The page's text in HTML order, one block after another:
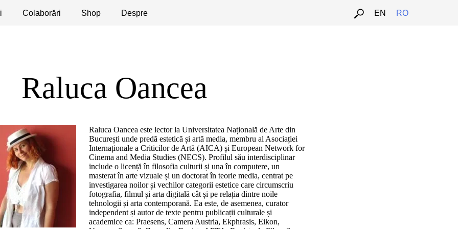
Colaborări Shop Despre EN RO
Dezbateri Apeluri
Raluca Oancea
Raluca Oancea este lector la Universitatea Națională de Arte din
București unde predă estetică și artă media, membru al Asociației
Internaționale a Criticilor de Artă (AICA) și European Network for
Cinema and Media Studies (NECS). Profilul său interdisciplinar
include o licență în filosofia culturii și una în computere, un
masterat în arte vizuale și un doctorat în teorie media, centrat pe
investigarea noilor și vechilor categorii estetice care circumscriu
fotografia, filmul și arta digitală cât și pe relația dintre noile
tehnologii și arta contemporană. Ea este, de asemenea, curator
independent și autor de texte pentru publicații culturale și
academice ca: Praesens, Camera Austria, Ekphrasis, Eikon,